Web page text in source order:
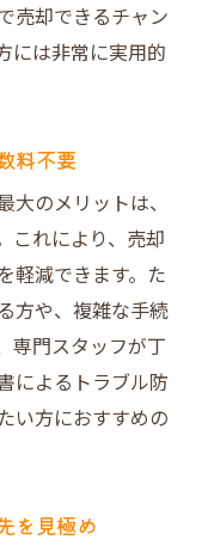
売却できるチャン
には非常に実用的
料不要
のメリットは、
これにより、売却
軽減できます。た
方や、複雑な手続
専門スタッフが丁
によるトラブル防
い方におすすめの
を見極め